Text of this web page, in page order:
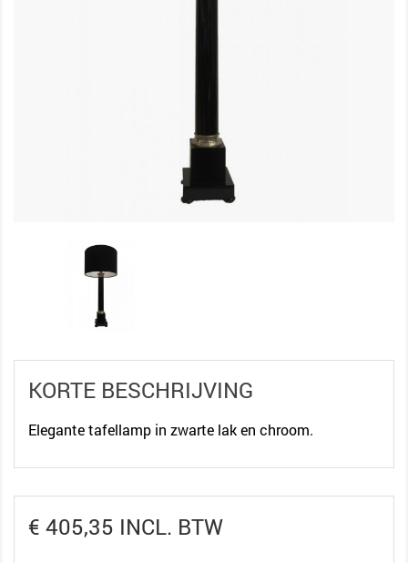
KORTE BESCHRIJVING
Elegante tafellamp in zwarte lak en chroom.
€ 405,35 INCL. BTW